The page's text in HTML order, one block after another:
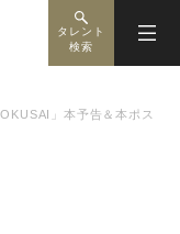
タレント
検索
」本予告＆本ポス